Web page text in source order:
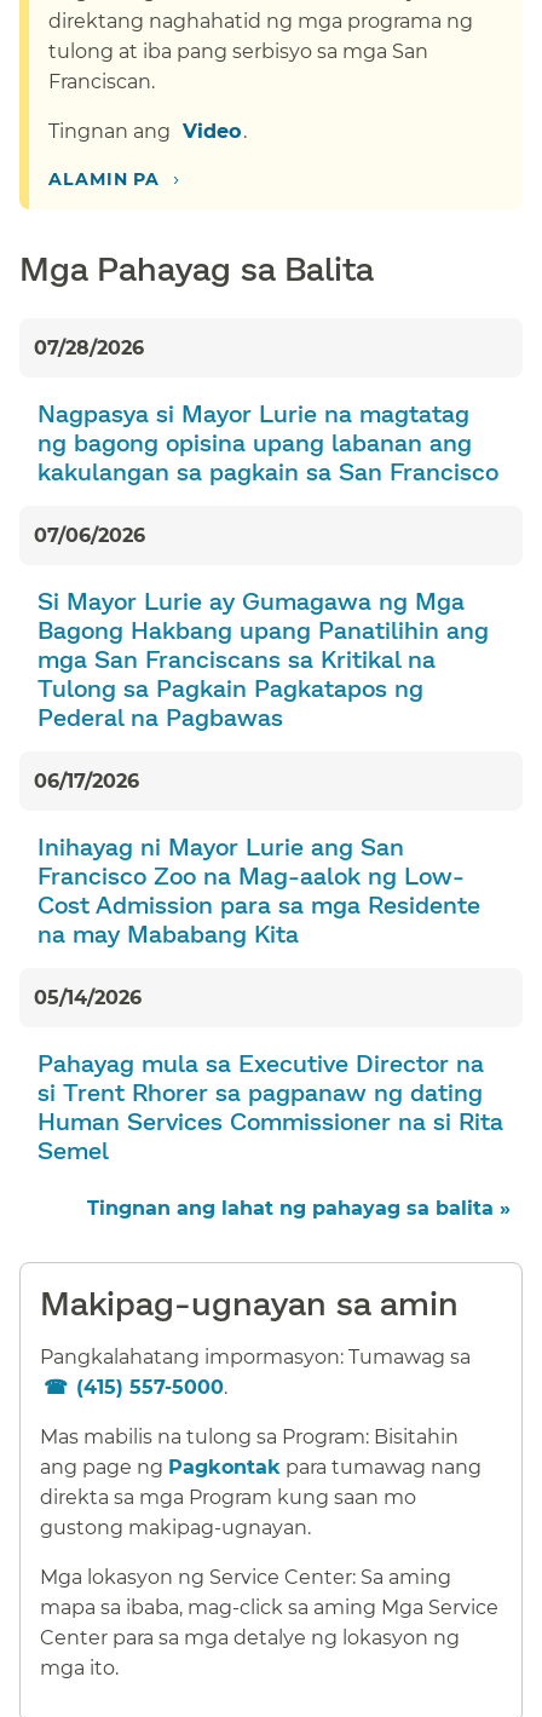
direktang naghahatid ng mga programa ng
tulong at iba pang serbisyo sa mga San
Franciscan.​​
Tingnan ang ​​ Video​​.​​
ALAMIN PA​​ ›​​
Mga Pahayag sa Balita​​
07/28/2026​​
Nagpasya si Mayor Lurie na magtatag
ng bagong opisina upang labanan ang
kakulangan sa pagkain sa San Francisco​​
07/06/2026​​
Si Mayor Lurie ay Gumagawa ng Mga
Bagong Hakbang upang Panatilihin ang
mga San Franciscans sa Kritikal na
Tulong sa Pagkain Pagkatapos ng
Pederal na Pagbawas​​
06/17/2026​​
Inihayag ni Mayor Lurie ang San
Francisco Zoo na Mag-aalok ng Low-
Cost Admission para sa mga Residente
na may Mababang Kita​​
05/14/2026​​
Pahayag mula sa Executive Director na
si Trent Rhorer sa pagpanaw ng dating
Human Services Commissioner na si Rita
Semel​​
Tingnan ang lahat ng pahayag sa balita »​​
Makipag-ugnayan sa amin​​
Pangkalahatang impormasyon: Tumawag sa
(415) 557-5000.​​
Mas mabilis na tulong sa Program: Bisitahin
ang page ng Pagkontak para tumawag nang
direkta sa mga Program kung saan mo
gustong makipag-ugnayan.​​
Mga lokasyon ng Service Center: Sa aming
mapa sa ibaba, mag-click sa aming Mga Service
Center para sa mga detalye ng lokasyon ng
mga ito.​​